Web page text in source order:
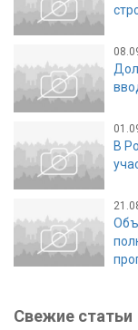
В
Свежие статьи